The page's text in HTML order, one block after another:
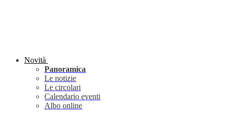
Novità
Panoramica
Le notizie
Le circolari
Calendario eventi
Albo online